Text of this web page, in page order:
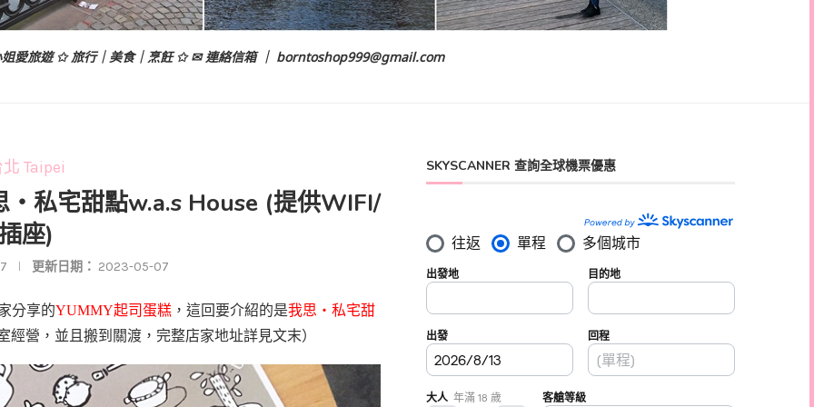
愛旅遊 ✩ 旅行｜美食｜烹飪 ✩ ✉ 連絡信箱 ｜ borntoshop999@gmail.com
Taipei
‧私宅甜點w.a.s House (提供WIFI/
座)
更新日期： 2023-05-07
分享的YUMMY起司蛋糕 ，這回要介紹的是我思‧私宅甜
經營，並且搬到關渡，完整店家地址詳見文末）
SKYSCANNER 查詢全球機票優惠